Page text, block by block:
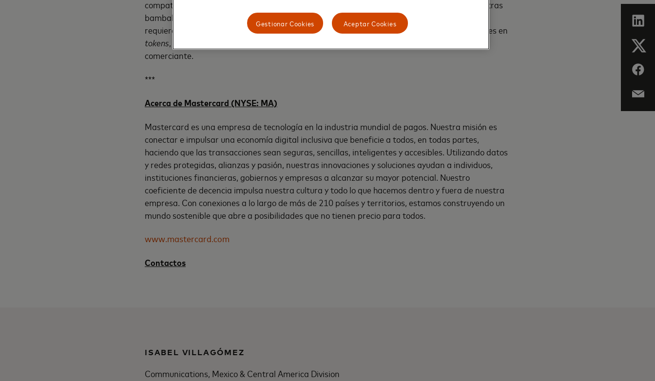
compatibilidad con Ecos y las especificaciones actuales sin contacto es simple. Ecos trabaja tras
bambalinas, y se obtiene mediante una simple actualización de software, por lo que no se
requiere ningún hardware o terminal nuevo. Esta inversión complementa inversiones similares en
tokens, EMV y
comerciante.
***
Acerca de Mastercard (NYSE: MA)
Mastercard es una empresa de tecnología en la industria mundial de pagos. Nuestra misión es
conectar e impulsar una economía digital inclusiva que beneficie a todos, en todas partes,
haciendo que las transacciones sean seguras, sencillas, inteligentes y accesibles. Utilizando datos
y redes protegidas, alianzas y pasión, nuestras innovaciones y soluciones ayudan a individuos,
instituciones financieras, gobiernos y empresas a alcanzar su mayor potencial. Nuestro
coeficiente de decencia impulsa nuestra cultura y todo lo que hacemos dentro y fuera de nuestra
empresa. Con conexiones a lo largo de más de 210 países y territorios, estamos construyendo un
mundo sostenible que abre a posibilidades que no tienen precio para todos.
www.mastercard.com
Contactos
ISABEL VILLAGÓMEZ
Communications, Mexico & Central America Division
Aceptar Cookies
Gestionar Cookies